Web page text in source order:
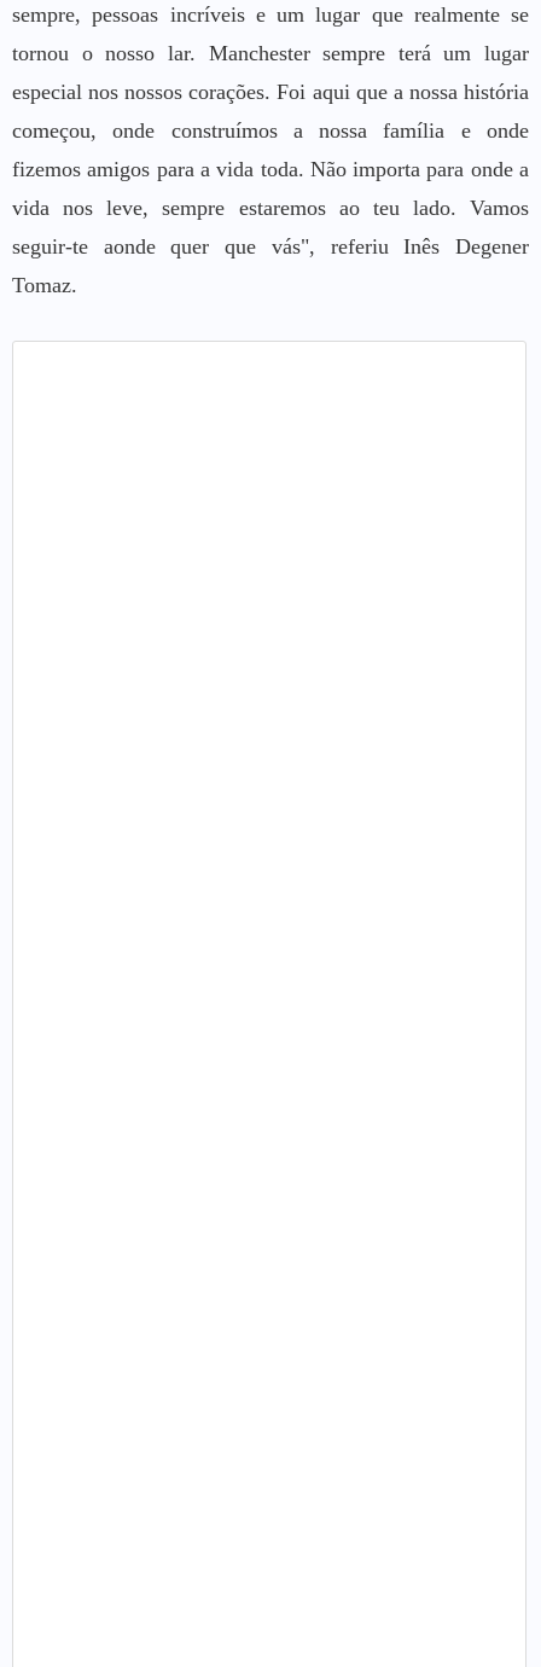
sempre, pessoas incríveis e um lugar que realmente se
tornou o nosso lar. Manchester sempre terá um lugar
especial nos nossos corações. Foi aqui que a nossa história
começou, onde construímos a nossa família e onde
fizemos amigos para a vida toda. Não importa para onde a
vida nos leve, sempre estaremos ao teu lado. Vamos
seguir-te aonde quer que vás", referiu Inês Degener
Tomaz.